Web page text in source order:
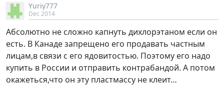
Yuriy777
Dec 2014
Aбсолютно не сложно капнуть дихлорэтаном если он
есть. В Канаде запрещено его продавать частным
лицам,в связи с его ядовитостью. Поэтому его надо
купить в России и отправить контрабандой. А потом
окажеться,что он эту пластмассу не клеит…